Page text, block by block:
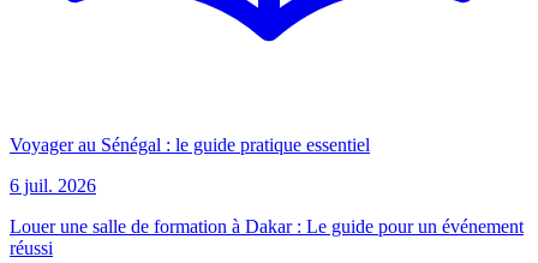
Voyager au Sénégal : le guide pratique essentiel
6 juil. 2026
Louer une salle de formation à Dakar : Le guide pour un événement
réussi